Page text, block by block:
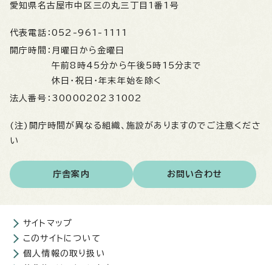
愛知県名古屋市中区三の丸三丁目1番1号
代表電話： 052-961-1111
開庁時間： 月曜日から金曜日
午前8時45分から午後5時15分まで
休日・祝日・年末年始を除く
法人番号： 3000020231002
(注)開庁時間が異なる組織、施設がありますのでご注意くださ
い
庁舎案内 お問い合わせ
サイトマップ
このサイトについて
個人情報の取り扱い